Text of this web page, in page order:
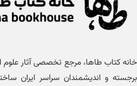
برجسته و اندیشمندان سراسر ایران